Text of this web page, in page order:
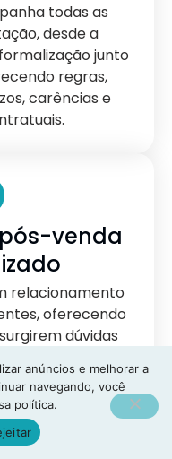
todas as
desde a
junto
regras,
carências e
venda
relacionamento
oferecendo
dúvidas
questões
de saúde.
anúncios e melhorar a
navegando, você
política.